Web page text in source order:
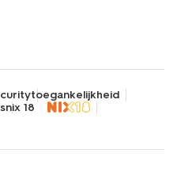
toegankelijkheid
nix 18